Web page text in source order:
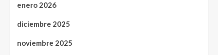
enero 2026
diciembre 2025
noviembre 2025